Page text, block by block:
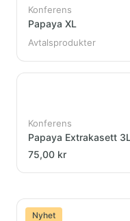
Konferens
Papaya XL
Avtalsprodukter
Konferens
Papaya Extrakasett 3L
75,00 kr
Nyhet